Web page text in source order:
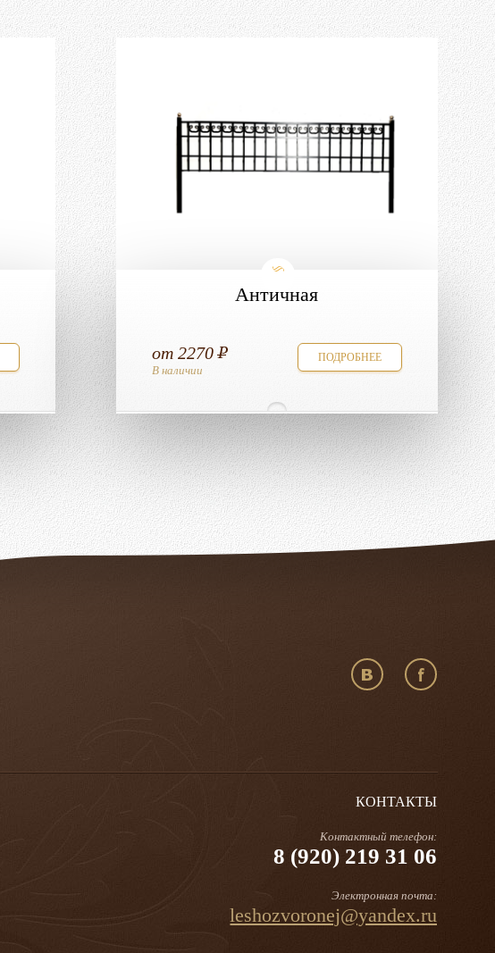
Античная
от 2270
В наличии
ПОДРОБНЕЕ
КОНТАКТЫ
Контактный телефон:
8 (920) 219 31 06
Электронная почта:
leshozvoronej@yandex.ru